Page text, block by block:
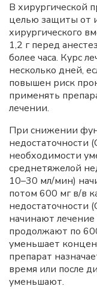
В хирургической
целью защиты от
хирургического
1,2 г перед
более часа. Курс
несколько дней,
повышен риск
применять
лечении.
При снижении
недостаточности
необходимости
среднетяжелой
10–30 мл/мин)
потом 600 мг в/в
недостаточности
начинают лечение
продолжают по
уменьшает
препарат
время или после
уменьшают.